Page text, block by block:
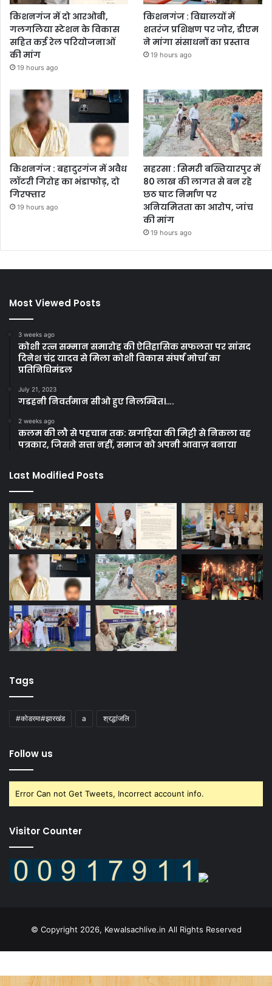
किशनगंज में दो आरओबी,
गलगलिया स्टेशन के विकास
सहित कई रेल परियोजनाओं
की मांग
19 hours ago
किशनगंज : विद्यालयों में
शतरंज प्रशिक्षण पर जोर, डीएम
ने मांगा संसाधनों का प्रस्ताव
19 hours ago
किशनगंज : बहादुरगंज में अवैध
लॉटरी गिरोह का भंडाफोड़, दो
गिरफ्तार
19 hours ago
सहरसा : सिमरी बख्तियारपुर में
80 लाख की लागत से बन रहे
छठ घाट निर्माण पर
अनियमितता का आरोप, जांच
की मांग
19 hours ago
Most Viewed Posts
3 weeks ago
कोशी रत्न सम्मान समारोह की ऐतिहासिक सफलता पर सांसद
दिनेश चंद्र यादव से मिला कोशी विकास संघर्ष मोर्चा का
प्रतिनिधिमंडल
July 21, 2023
गडहनी निवर्तमान सीओ हुए निलम्बित।….
2 weeks ago
कलम की लौ से पहचान तक: खगड़िया की मिट्टी से निकला वह
पत्रकार, जिसने सत्ता नहीं, समाज को अपनी आवाज़ बनाया
Last Modified Posts
Tags
#कोडरमा#झारखंड a श्रद्धांजलि
Follow us
Error Can not Get Tweets, Incorrect account info.
Visitor Counter
© Copyright 2026, Kewalsachlive.in All Rights Reserved